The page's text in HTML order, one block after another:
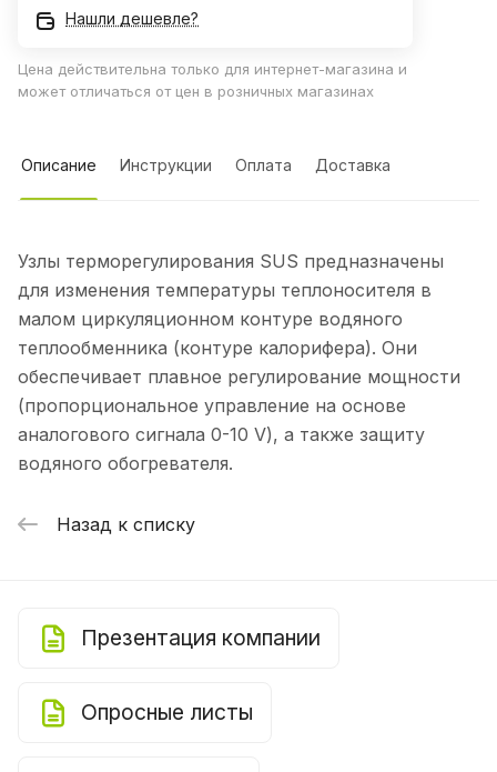
Нашли дешевле?
Цена действительна только для интернет-магазина и
может отличаться от цен в розничных магазинах
Описание Инструкции Оплата Доставка
Узлы терморегулирования SUS предназначены
для изменения температуры теплоносителя в
малом циркуляционном контуре водяного
теплообменника (контуре калорифера). Они
обеспечивает плавное регулирование мощности
(пропорциональное управление на основе
аналогового сигнала 0-10 V), а также защиту
водяного обогревателя.
Назад к списку
Презентация компании
Опросные листы